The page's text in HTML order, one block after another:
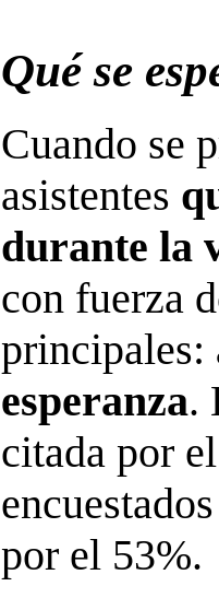
Qué se
Cuando se
asistentes
durante la
con fuerza
principales:
esperanza.
citada por
por el 53%.